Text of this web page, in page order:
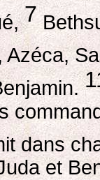
7
Azéca,
dans
et